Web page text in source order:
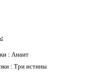
: Анаит
: Три истины